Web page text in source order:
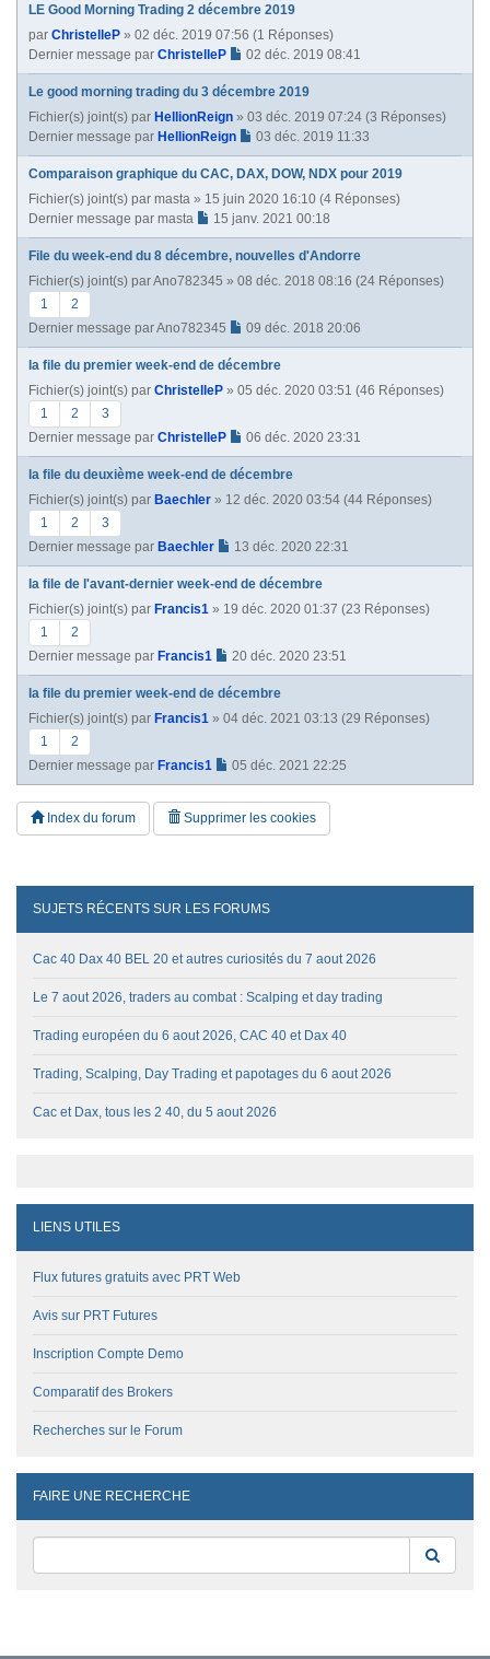
LE Good Morning Trading 2 décembre 2019
par ChristelleP » 02 déc. 2019 07:56 (1 Réponses)
Dernier message par ChristelleP 02 déc. 2019 08:41
Le good morning trading du 3 décembre 2019
Fichier(s) joint(s) par HellionReign » 03 déc. 2019 07:24 (3 Réponses)
Dernier message par HellionReign 03 déc. 2019 11:33
Comparaison graphique du CAC, DAX, DOW, NDX pour 2019
Fichier(s) joint(s) par masta » 15 juin 2020 16:10 (4 Réponses)
Dernier message par masta 15 janv. 2021 00:18
File du week-end du 8 décembre, nouvelles d'Andorre
Fichier(s) joint(s) parAno782345 » 08 déc. 2018 08:16 (24 Réponses)
1
2
Dernier message parAno782345 09 déc. 2018 20:06
la file du premier week-end de décembre
Fichier(s) joint(s) par ChristelleP » 05 déc. 2020 03:51 (46 Réponses)
1
2
3
Dernier message par ChristelleP 06 déc. 2020 23:31
la file du deuxième week-end de décembre
Fichier(s) joint(s) par Baechler » 12 déc. 2020 03:54 (44 Réponses)
1
2
3
Dernier message par Baechler 13 déc. 2020 22:31
la file de l'avant-dernier week-end de décembre
Fichier(s) joint(s) par Francis1 » 19 déc. 2020 01:37 (23 Réponses)
1
2
Dernier message par Francis1 20 déc. 2020 23:51
la file du premier week-end de décembre
Fichier(s) joint(s) par Francis1 » 04 déc. 2021 03:13 (29 Réponses)
1
2
Dernier message par Francis1 05 déc. 2021 22:25
Index du forum Supprimer les cookies
SUJETS RÉCENTS SUR LES FORUMS
Cac 40 Dax 40 BEL 20 et autres curiosités du 7 aout 2026
Le 7 aout 2026, traders au combat : Scalping et day trading
Trading européen du 6 aout 2026, CAC 40 et Dax 40
Trading, Scalping, Day Trading et papotages du 6 aout 2026
Cac et Dax, tous les 2 40, du 5 aout 2026
LIENS UTILES
Flux futures gratuits avec PRT Web
Avis sur PRT Futures
Inscription Compte Demo
Comparatif des Brokers
Recherches sur le Forum
FAIRE UNE RECHERCHE